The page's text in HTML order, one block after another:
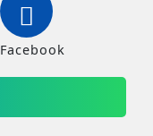
Facebook